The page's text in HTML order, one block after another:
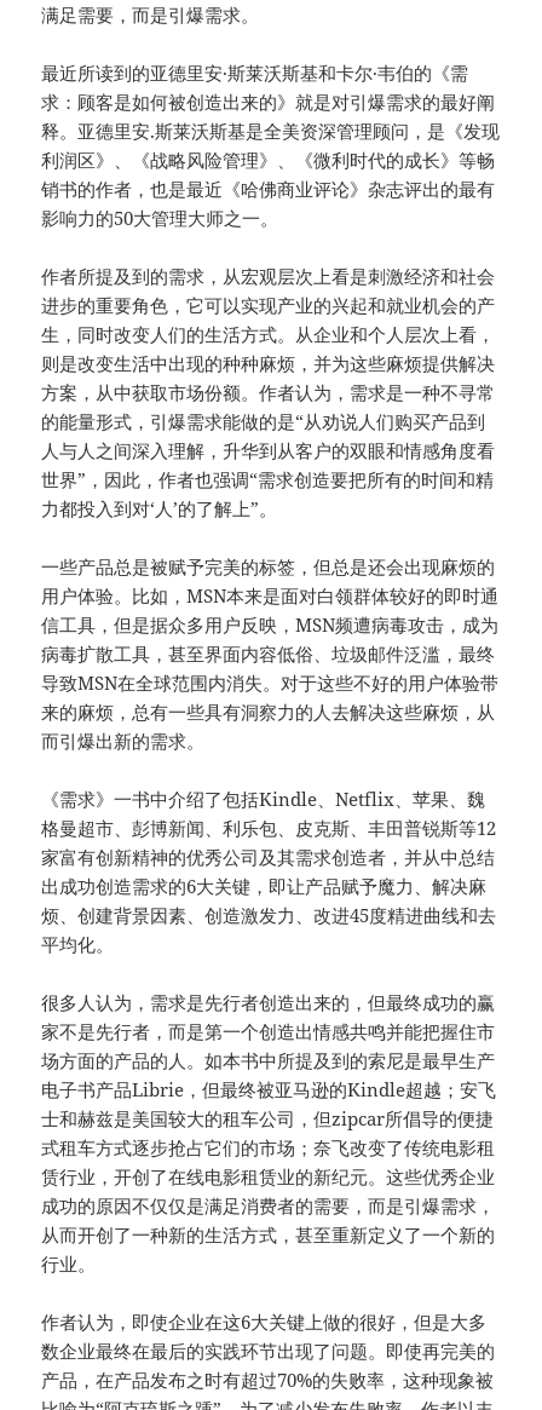
满足需要，而是引爆需求。
最近所读到的亚德里安·斯莱沃斯基和卡尔·韦伯的《需
求：顾客是如何被创造出来的》就是对引爆需求的最好阐
释。亚德里安.斯莱沃斯基是全美资深管理顾问，是《发现
利润区》、《战略风险管理》、《微利时代的成长》等畅
销书的作者，也是最近《哈佛商业评论》杂志评出的最有
影响力的50大管理大师之一。
作者所提及到的需求，从宏观层次上看是刺激经济和社会
进步的重要角色，它可以实现产业的兴起和就业机会的产
生，同时改变人们的生活方式。从企业和个人层次上看，
则是改变生活中出现的种种麻烦，并为这些麻烦提供解决
方案，从中获取市场份额。作者认为，需求是一种不寻常
的能量形式，引爆需求能做的是“从劝说人们购买产品到
人与人之间深入理解，升华到从客户的双眼和情感角度看
世界”，因此，作者也强调“需求创造要把所有的时间和精
力都投入到对‘人’的了解上”。
一些产品总是被赋予完美的标签，但总是还会出现麻烦的
用户体验。比如，MSN本来是面对白领群体较好的即时通
信工具，但是据众多用户反映，MSN频遭病毒攻击，成为
病毒扩散工具，甚至界面内容低俗、垃圾邮件泛滥，最终
导致MSN在全球范围内消失。对于这些不好的用户体验带
来的麻烦，总有一些具有洞察力的人去解决这些麻烦，从
而引爆出新的需求。
《需求》一书中介绍了包括Kindle、Netflix、苹果、魏
格曼超市、彭博新闻、利乐包、皮克斯、丰田普锐斯等12
家富有创新精神的优秀公司及其需求创造者，并从中总结
出成功创造需求的6大关键，即让产品赋予魔力、解决麻
烦、创建背景因素、创造激发力、改进45度精进曲线和去
平均化。
很多人认为，需求是先行者创造出来的，但最终成功的赢
家不是先行者，而是第一个创造出情感共鸣并能把握住市
场方面的产品的人。如本书中所提及到的索尼是最早生产
电子书产品Librie，但最终被亚马逊的Kindle超越；安飞
士和赫兹是美国较大的租车公司，但zipcar所倡导的便捷
式租车方式逐步抢占它们的市场；奈飞改变了传统电影租
赁行业，开创了在线电影租赁业的新纪元。这些优秀企业
成功的原因不仅仅是满足消费者的需要，而是引爆需求，
从而开创了一种新的生活方式，甚至重新定义了一个新的
行业。
作者认为，即使企业在这6大关键上做的很好，但是大多
数企业最终在最后的实践环节出现了问题。即使再完美的
产品，在产品发布之时有超过70%的失败率，这种现象被